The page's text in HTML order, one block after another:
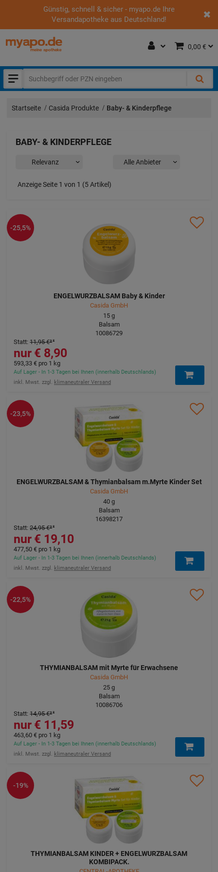
Günstig, schnell & sicher - myapo.de Ihre
Versandapotheke aus Deutschland!
0,00 €
Startseite Casida Produkte Baby- & Kinderpflege
BABY- & KINDERPFLEGE
Anzeige Seite 1 von 1 (5 Artikel)
ENGELWURZBALSAM Baby & Kinder
Casida GmbH
15 g
Balsam
10086729
8,90 €
Statt: 11,95 €³
Auf Lager - In 1-3 Tagen bei Ihnen (innerhalb Deutschlands)
inkl. Mwst. zzgl. klimaneutraler Versand
593,33 € pro 1 kg
-25,5%
ENGELWURZBALSAM & Thymianbalsam m.Myrte Kinder Set
Casida GmbH
40 g
Balsam
16398217
19,10 €
Statt: 24,95 €³
Auf Lager - In 1-3 Tagen bei Ihnen (innerhalb Deutschlands)
inkl. Mwst. zzgl. klimaneutraler Versand
477,50 € pro 1 kg
-23,5%
THYMIANBALSAM mit Myrte für Erwachsene
Casida GmbH
25 g
Balsam
10086706
11,59 €
Statt: 14,95 €³
Auf Lager - In 1-3 Tagen bei Ihnen (innerhalb Deutschlands)
inkl. Mwst. zzgl. klimaneutraler Versand
463,60 € pro 1 kg
-22,5%
THYMIANBALSAM KINDER + ENGELWURZBALSAM
KOMBIPACK.
-19%